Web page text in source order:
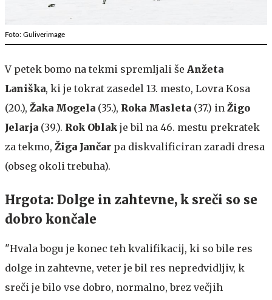
Foto: Guliverimage
V petek bomo na tekmi spremljali še Anžeta
Laniška, ki je tokrat zasedel 13. mesto, Lovra Kosa
(20.), Žaka Mogela (35.), Roka Masleta (37.) in Žigo
Jelarja (39.). Rok Oblak je bil na 46. mestu prekratek
za tekmo, Žiga Jančar pa diskvalificiran zaradi dresa
(obseg okoli trebuha).
Hrgota: Dolge in zahtevne, k sreči so se
dobro končale
"Hvala bogu je konec teh kvalifikacij, ki so bile res
dolge in zahtevne, veter je bil res nepredvidljiv, k
sreči je bilo vse dobro, normalno, brez večjih